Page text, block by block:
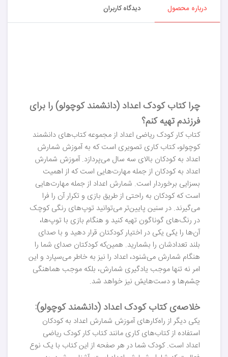
درباره محصول دیدگاه کاربران
چرا کتاب کودک اعداد (دانشمند کوچولو) را برای
فرزندم تهیه کنم؟
کتاب کار کودک ریاضی اعداد از مجموعه کتاب‌های دانشمند
کوچولو، کتاب کاری تصویری است که به آموزش شمارش
اعداد به کودکان بالای سه سال می‌پردازد. آموزش شمارش
اعداد به کودکان از جمله مهارت‌هایی است که از اهمیت
بسزایی برخوردار است. شمارش اعداد از جمله مهارت‌هایی
است که کودکان به راحتی از طریق بازی و تکرار آن را فرا
می‌گیرند. در سنین پایین‌تر می‌توانید توپ‌های رنگی کوچک
در رنگ‌های گوناگون تهیه کنید و هنگام بازی با توپ‌ها،
آن‌ها را یکی یکی در اختیار کودکتان قرار دهید و با صدای
بلند تعدادشان را بشمارید. همین‌که کودکتان صدای شما را
هنگام شمارش می‌شنود، اعداد را نیز به خاطر می‌سپارد و این
امر نه تنها موجب یادگیری شمارش، بلکه موجب هماهنگی
چشم‌ها و دست‌هایش نیز خواهد شد.
خلاصه‌ی کتاب کودک اعداد (دانشمند کوچولو):
یکی دیگر از راه‌کارهای آموزش شمارش اعداد به کودکان
استفاده از کتاب‌های کاری مانند کتاب کار کودک ریاضی
اعداد است. کودک شما در هر صفحه از این کتاب با یک نوع